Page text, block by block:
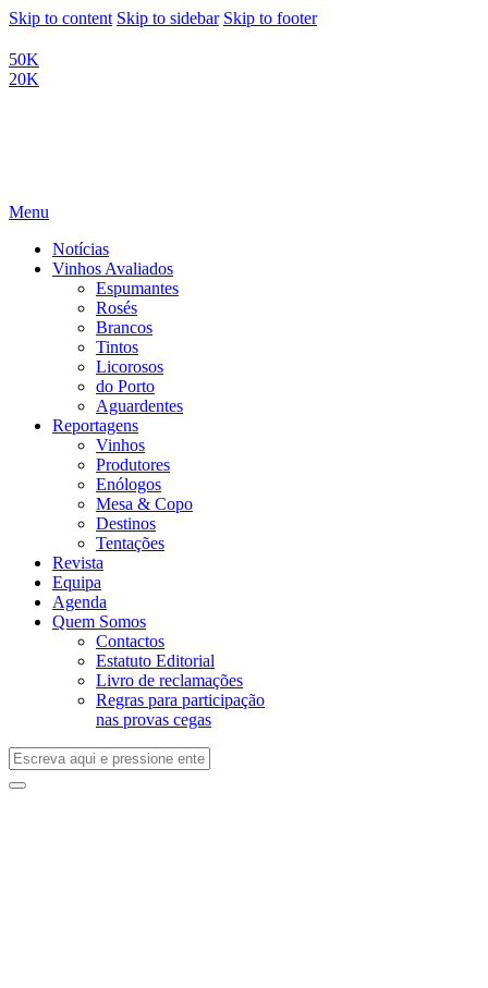
Skip to content Skip to sidebar Skip to footer
50K
20K
Menu
Notícias
Vinhos Avaliados
Espumantes
Rosés
Brancos
Tintos
Licorosos
do Porto
Aguardentes
Reportagens
Vinhos
Produtores
Enólogos
Mesa & Copo
Destinos
Tentações
Revista
Equipa
Agenda
Quem Somos
Contactos
Estatuto Editorial
Livro de reclamações
Regras para participação
nas provas cegas